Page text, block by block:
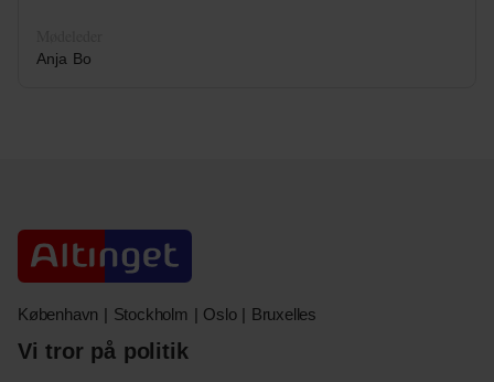
Anja Bo
København | Stockholm | Oslo | Bruxelles
Vi tror på politik